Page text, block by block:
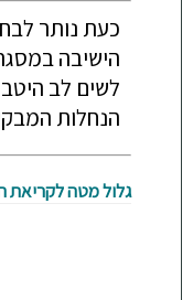
כעת נותר
לשים לב
הנחלות
גלול מטה